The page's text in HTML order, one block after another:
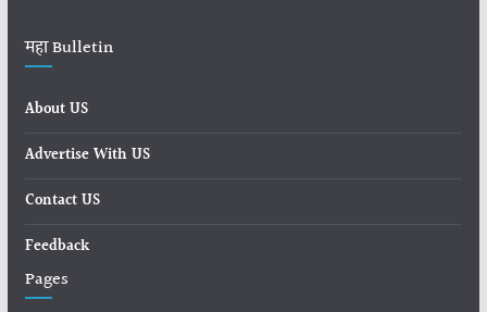
महा Bulletin
About US
Advertise With US
Contact US
Feedback
Pages